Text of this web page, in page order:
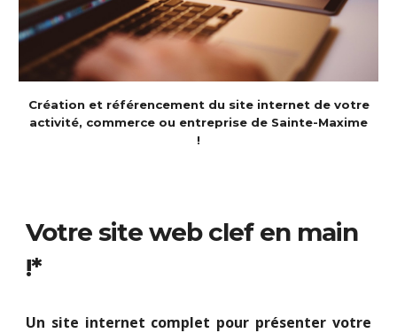
Création et référencement du site internet de votre
activité, commerce ou entreprise de Sainte-Maxime
!
Votre site web clef en main
!*
Un site internet complet pour présenter votre